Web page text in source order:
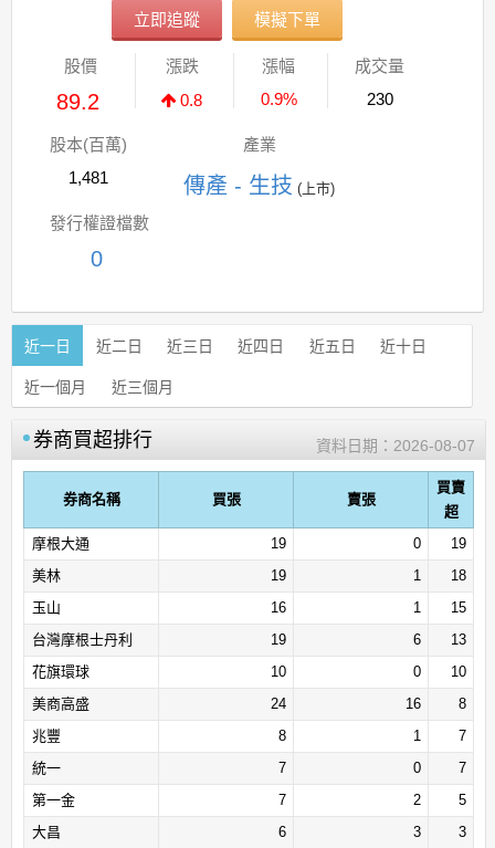
立即追蹤 模擬下單
股價
89.2
漲跌
0.8
漲幅
0.9%
成交量
230
股本(百萬)
1,481
產業
傳產 - 生技 (上市)
發行權證檔數
0
近一日 近二日 近三日 近四日 近五日 近十日
近一個月 近三個月
券商買超排行 資料日期： 2026-08-07
券商名稱 買張 賣張
買賣
超
摩根大通
19 0
19
美林
19 1
18
玉山
16 1
15
台灣摩根士丹利
19 6
13
花旗環球
10 0
10
美商高盛
24 16
8
兆豐
8 1
7
統一
7 0
7
第一金
7 2
5
大昌
6 3
3